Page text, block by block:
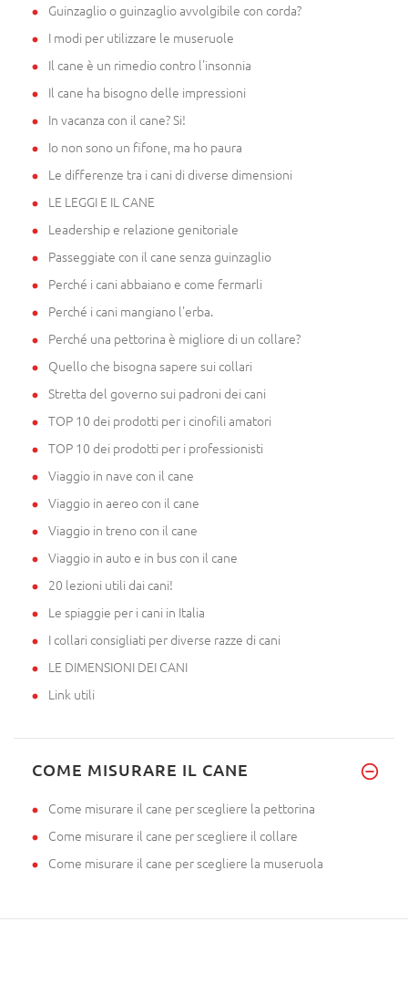
Guinzaglio o guinzaglio avvolgibile con corda?
I modi per utilizzare le museruole
Il cane è un rimedio contro l'insonnia
Il cane ha bisogno delle impressioni
In vacanza con il cane? Si!
Io non sono un fifone, ma ho paura
Le differenze tra i cani di diverse dimensioni
LE LEGGI E IL CANE
Leadership e relazione genitoriale
Passeggiate con il cane senza guinzaglio
Perché i cani abbaiano e come fermarli
Perché i cani mangiano l'erba.
Perché una pettorina è migliore di un collare?
Quello che bisogna sapere sui collari
Stretta del governo sui padroni dei cani
TOP 10 dei prodotti per i cinofili amatori
TOP 10 dei prodotti per i professionisti
Viaggio in nave con il cane
Viaggio in aereo con il cane
Viaggio in treno con il cane
Viaggio in auto e in bus con il cane
20 lezioni utili dai cani!
Le spiaggie per i cani in Italia
I collari consigliati per diverse razze di cani
LE DIMENSIONI DEI CANI
Link utili
COME MISURARE IL CANE
Come misurare il cane per scegliere la pettorina
Come misurare il cane per scegliere il collare
Come misurare il cane per scegliere la museruola